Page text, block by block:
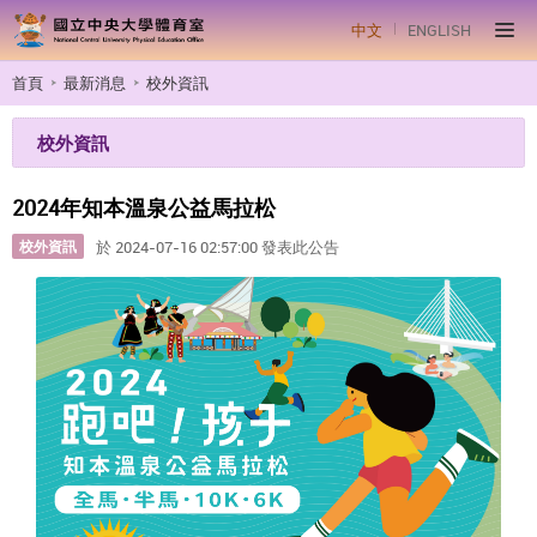
中文 ENGLISH
首頁 最新消息 校外資訊
校外資訊
2024年知本溫泉公益馬拉松
校外資訊 於 2024-07-16 02:57:00 發表此公告